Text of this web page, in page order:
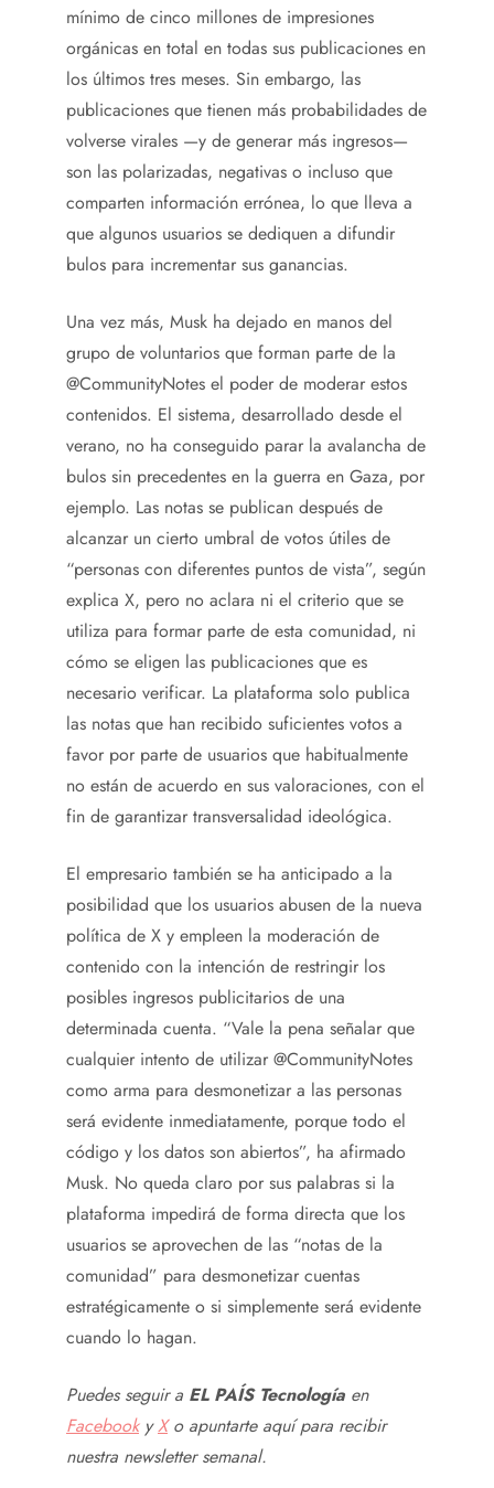
mínimo de cinco millones de impresiones
orgánicas en total en todas sus publicaciones en
los últimos tres meses. Sin embargo, las
publicaciones que tienen más probabilidades de
volverse virales —y de generar más ingresos—
son las polarizadas, negativas o incluso que
comparten información errónea, lo que lleva a
que algunos usuarios se dediquen a difundir
bulos para incrementar sus ganancias.
Una vez más, Musk ha dejado en manos del
grupo de voluntarios que forman parte de la
@CommunityNotes el poder de moderar estos
contenidos. El sistema, desarrollado desde el
verano, no ha conseguido parar la avalancha de
bulos sin precedentes en la guerra en Gaza, por
ejemplo. Las notas se publican después de
alcanzar un cierto umbral de votos útiles de
“personas con diferentes puntos de vista”, según
explica X, pero no aclara ni el criterio que se
utiliza para formar parte de esta comunidad, ni
cómo se eligen las publicaciones que es
necesario verificar. La plataforma solo publica
las notas que han recibido suficientes votos a
favor por parte de usuarios que habitualmente
no están de acuerdo en sus valoraciones, con el
fin de garantizar transversalidad ideológica.
El empresario también se ha anticipado a la
posibilidad que los usuarios abusen de la nueva
política de X y empleen la moderación de
contenido con la intención de restringir los
posibles ingresos publicitarios de una
determinada cuenta. “Vale la pena señalar que
cualquier intento de utilizar @CommunityNotes
como arma para desmonetizar a las personas
será evidente inmediatamente, porque todo el
código y los datos son abiertos”, ha afirmado
Musk. No queda claro por sus palabras si la
plataforma impedirá de forma directa que los
usuarios se aprovechen de las “notas de la
comunidad” para desmonetizar cuentas
estratégicamente o si simplemente será evidente
cuando lo hagan.
Puedes seguir a EL PAÍS Tecnología en
FacebookyXo apuntarte aquí para recibir
nuestra newsletter semanal.